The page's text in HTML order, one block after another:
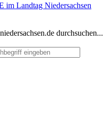
Landtag Niedersachsen
durchsuchen...